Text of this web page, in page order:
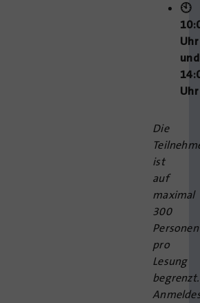
🕙
Uhr
und
Uhr
Die
ist
auf
maximal
300
Personen
pro
Lesung
begrenzt.